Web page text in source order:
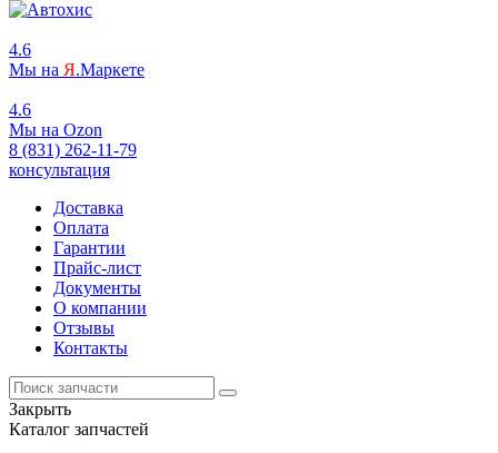
4.6
Мы на Я.Маркете
4.6
Мы на Ozon
8 (831) 262-11-79
консультация
Доставка
Оплата
Гарантии
Прайс-лист
Документы
О компании
Отзывы
Контакты
Закрыть
Каталог запчастей